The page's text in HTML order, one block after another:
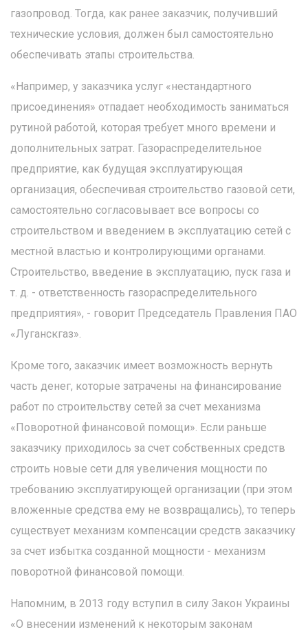
газопровод. Тогда, как ранее заказчик, получивший
технические условия, должен был самостоятельно
обеспечивать этапы строительства.
«Например, у заказчика услуг «нестандартного
присоединения» отпадает необходимость заниматься
рутиной работой, которая требует много времени и
дополнительных затрат. Газораспределительное
предприятие, как будущая эксплуатирующая
организация, обеспечивая строительство газовой сети,
самостоятельно согласовывает все вопросы со
строительством и введением в эксплуатацию сетей с
местной властью и контролирующими органами.
Строительство, введение в эксплуатацию, пуск газа и
т. д. - ответственность газораспределительного
предприятия», - говорит Председатель Правления ПАО
«Луганскгаз».
Кроме того, заказчик имеет возможность вернуть
часть денег, которые затрачены на финансирование
работ по строительству сетей за счет механизма
«Поворотной финансовой помощи». Если раньше
заказчику приходилось за счет собственных средств
строить новые сети для увеличения мощности по
требованию эксплуатирующей организации (при этом
вложенные средства ему не возвращались), то теперь
существует механизм компенсации средств заказчику
за счет избытка созданной мощности - механизм
поворотной финансовой помощи.
Напомним, в 2013 году вступил в силу Закон Украины
«О внесении изменений к некоторым законам